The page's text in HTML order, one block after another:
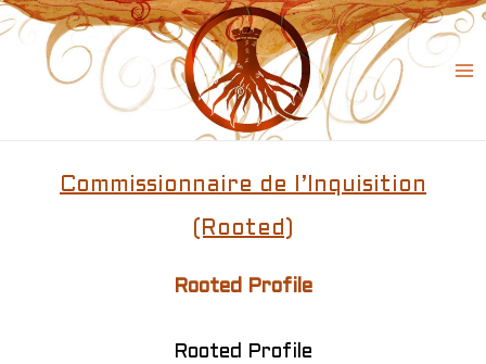
Skip
to
content
Commissionnaire de l’Inquisition
(Rooted)
Rooted Profile
Rooted Profile